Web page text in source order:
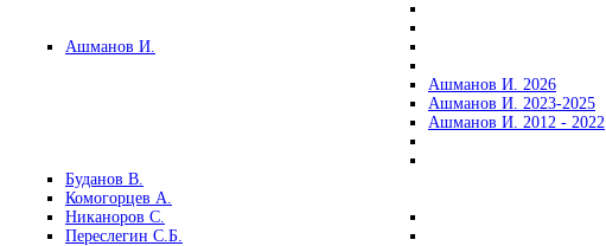
Ашманов И.
Ашманов И. 2026
Ашманов И. 2023-2025
Ашманов И. 2012 - 2022
Буданов В.
Комогорцев А.
Никаноров С.
Переслегин С.Б.